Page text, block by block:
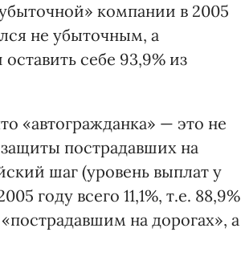
компании в 2005
не убыточным, а
себе 93,9% из
«автогражданка» — это не
пострадавших на
шаг (уровень выплат у
году всего 11,1%, т.е. 88,9%
на дорогах», а